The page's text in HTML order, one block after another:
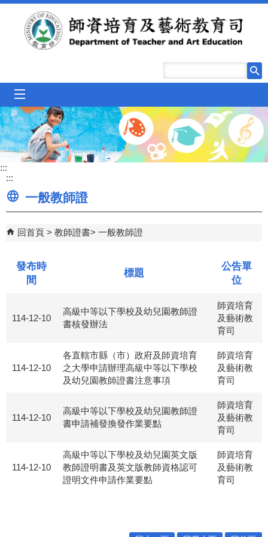
跳到主要內容區塊
:::
:::
一般教師證
回首頁 教師證書 一般教師證
發布時
間
標題
公告單
位
114-12-10
高級中等以下學校及幼兒園教師證
書核發辦法
師資培育
及藝術教
育司
114-12-10
各直轄市縣（市）政府及師資培育
之大學申請辦理高級中等以下學校
及幼兒園教師證書注意事項
師資培育
及藝術教
育司
114-12-10
高級中等以下學校及幼兒園教師證
書申請補發換發作業要點
師資培育
及藝術教
育司
114-12-10
高級中等以下學校及幼兒園英文版
教師證明書及英文版教師資格認可
證明文件申請作業要點
師資培育
及藝術教
育司